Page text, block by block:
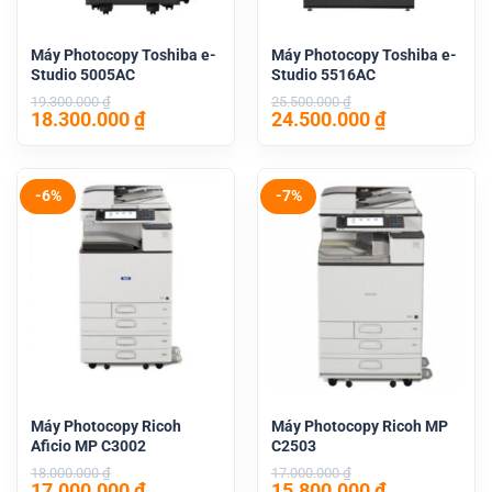
Máy Photocopy Toshiba e-
Studio 5005AC
19.300.000₫
Giá
19.300.000 ₫.
18.300.000₫Giá
hiện
18.300.000 ₫.
Máy Photocopy Toshiba e-
Studio 5516AC
25.500.000₫
Giá
25.500.000 ₫.
24.500.000₫Giá
hiện
24.500.000
-6%
Máy Photocopy Ricoh
Aficio MP C3002
18.000.000₫
-7%
Máy Photocopy Ricoh MP
C2503
17.000.000₫